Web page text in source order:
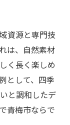
イント
秘訣
間
を実現
造園提案
い庭空間
資源と専門技
は、自然素材
く長く楽しめ
として、四季
と調和したデ
青梅市ならで